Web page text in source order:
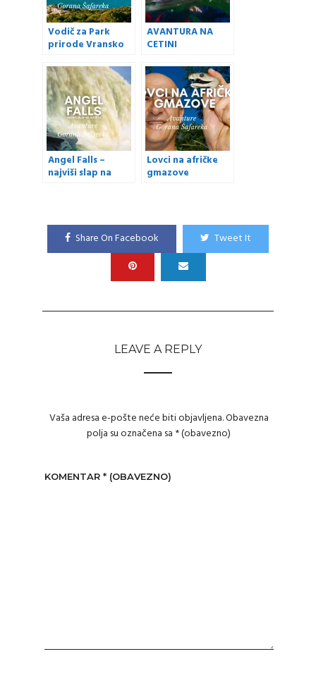
Vodič za Park
prirode Vransko
AVANTURA NA
CETINI
Angel Falls –
najviši slap na
Lovci na afričke
gmazove
Share On Facebook Tweet It
LEAVE A REPLY
Vaša adresa e-pošte neće biti objavljena.Obavezna
polja su označena sa * (obavezno)
KOMENTAR * (OBAVEZNO)